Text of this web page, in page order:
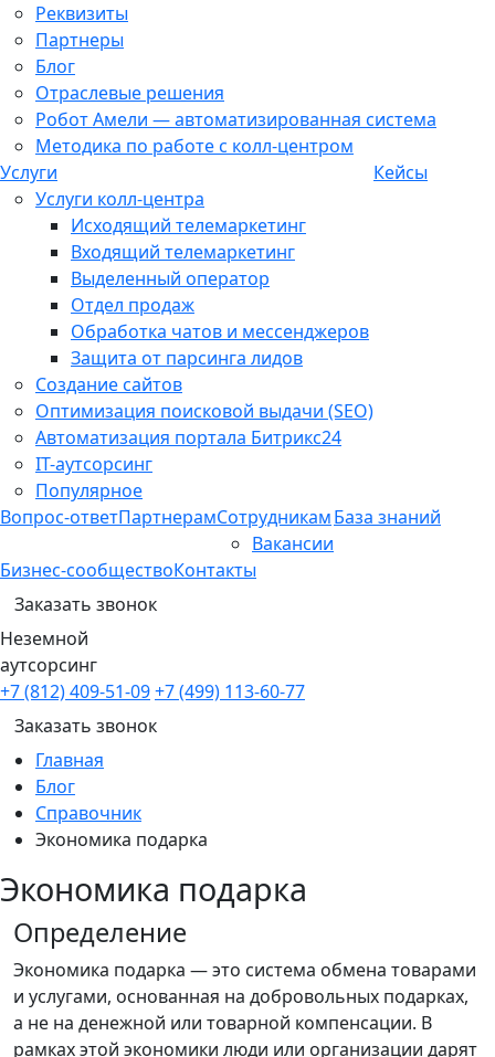
Реквизиты
Партнеры
Блог
Отраслевые решения
Робот Амели — автоматизированная система
Методика по работе с колл-центром
Услуги
Услуги колл-центра
Исходящий телемаркетинг
Входящий телемаркетинг
Выделенный оператор
Отдел продаж
Обработка чатов и мессенджеров
Защита от парсинга лидов
Создание сайтов
Оптимизация поисковой выдачи (SEO)
Автоматизация портала Битрикс24
IT-аутсорсинг
Популярное
Кейсы
Вопрос-ответПартнерамСотрудникам
Вакансии
База знаний
Бизнес-сообществоКонтакты
Заказать звонок
Неземной
аутсорсинг
+7 (812) 409-51-09+7 (499) 113-60-77
Заказать звонок
Главная
Блог
Справочник
Экономика подарка
Экономика подарка
Определение
Экономика подарка — это система обмена товарами
и услугами, основанная на добровольных подарках,
а не на денежной или товарной компенсации. В
рамках этой экономики люди или организации дарят